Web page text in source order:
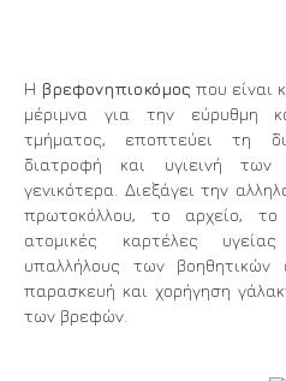
Η βρεφονηπιοκόμος που είναι
μέριμνα για την εύρυθμη
τμήματος, εποπτεύει τη
διατροφή και υγιεινή
γενικότερα. Διεξάγει την
πρωτοκόλλου, το αρχείο,
ατομικές καρτέλες
υπαλλήλους των βοηθητικών
παρασκευή και χορήγηση
των βρεφών.